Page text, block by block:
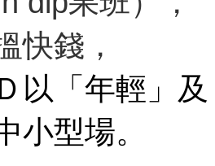
快錢，
以「年輕」
小型場。